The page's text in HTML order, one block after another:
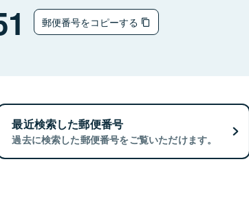
郵便番号をコピーする
最近検索した郵便番号
過去に検索した郵便番号をご覧いただけます。